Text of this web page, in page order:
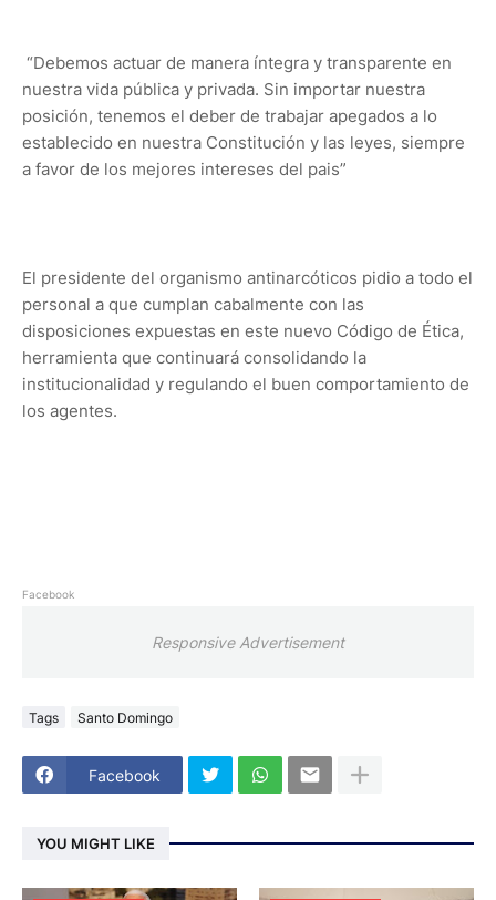
“Debemos actuar de manera íntegra y transparente en
nuestra vida pública y privada. Sin importar nuestra
posición, tenemos el deber de trabajar apegados a lo
establecido en nuestra Constitución y las leyes, siempre
a favor de los mejores intereses del pais”
El presidente del organismo antinarcóticos pidio a todo el
personal a que cumplan cabalmente con las
disposiciones expuestas en este nuevo Código de Ética,
herramienta que continuará consolidando la
institucionalidad y regulando el buen comportamiento de
los agentes.
Facebook
Responsive Advertisement
Tags Santo Domingo
Facebook
YOU MIGHT LIKE